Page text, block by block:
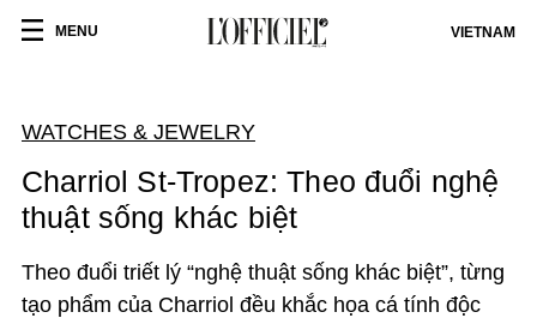
MENU VIETNAM
WATCHES & JEWELRY
Charriol St-Tropez: Theo đuổi nghệ
thuật sống khác biệt
Theo đuổi triết lý “nghệ thuật sống khác biệt”, từng
tạo phẩm của Charriol đều khắc họa cá tính độc